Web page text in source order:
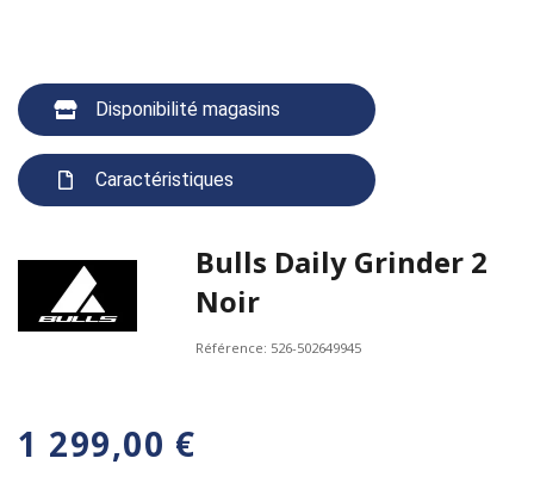
Disponibilité magasins
Caractéristiques
Bulls Daily Grinder 2
Noir
Référence: 526-502649945
1 299,00 €